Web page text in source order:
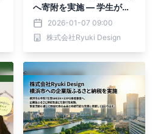
へ寄附を実施 ― 学生が集
い、学び続けられる街づく
りを支援
2026-01-07 09:00
株式会社Ryuki Design